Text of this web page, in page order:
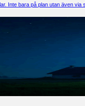
Inte bara på plan utan även